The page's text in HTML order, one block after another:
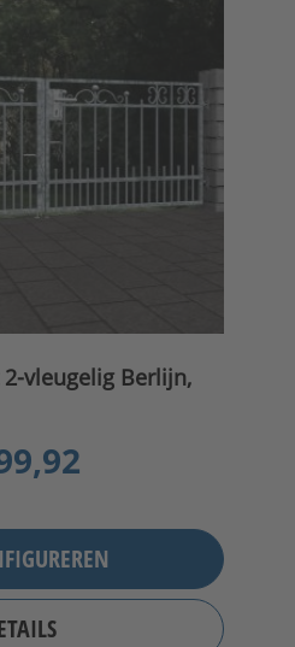
vleugelig Berlijn,